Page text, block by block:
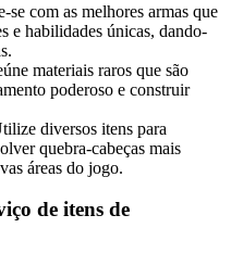
se com as melhores armas que
e habilidades únicas, dando-
materiais raros que são
poderoso e construir
diversos itens para
quebra-cabeças mais
áreas do jogo.
de itens de